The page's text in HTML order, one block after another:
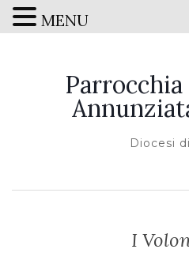
Parrocchia
Diocesi
I
MENU